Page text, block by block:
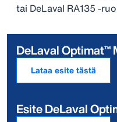
tai DeLaval RA135 -
DeLaval Optimat™
Lataa esite tästä
Esite DeLaval